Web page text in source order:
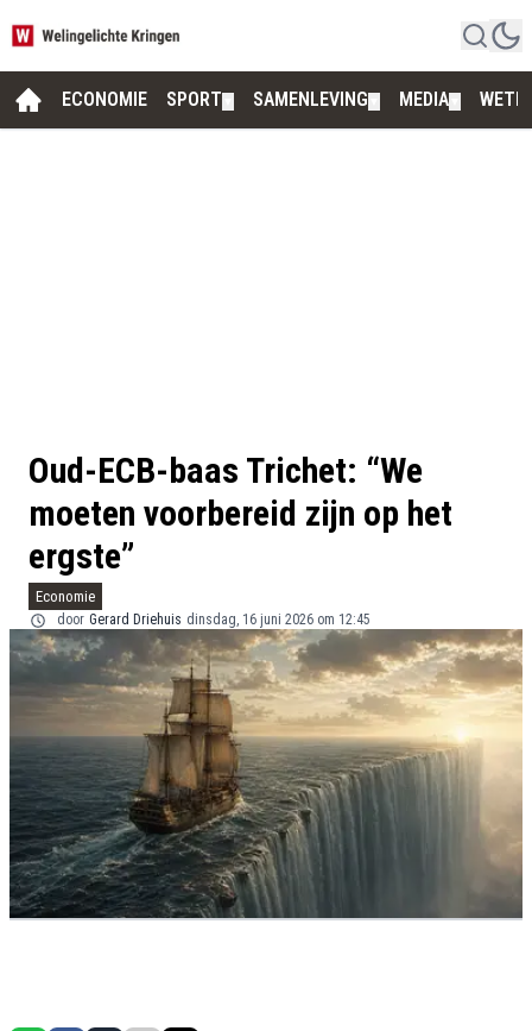
ECONOMIE SPORT SAMENLEVING MEDIA
Oud-ECB-baas Trichet: “We
moeten voorbereid zijn op het
ergste”
Economie
door Gerard Driehuis dinsdag, 16 juni 2026 om 12:45